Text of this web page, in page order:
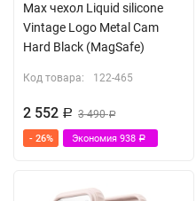
Max чехол Liquid silicone
Vintage Logo Metal Cam
Hard Black (MagSafe)
Код товара: 122-465
2 552 Р 3 490Р
- 26% Экономия 938 Р